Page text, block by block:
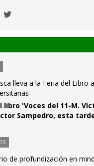
lleva a la Feria del Libro
libro 'Voces del 11-M.
Sampedro, esta
de profundización en